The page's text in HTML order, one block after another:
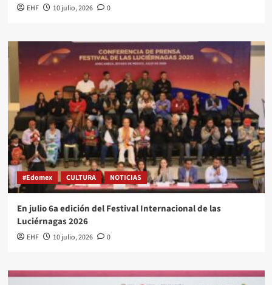
EHF 10 julio, 2026 0
#Edomex CULTURA NOTICIAS
En julio 6a edición del Festival Internacional de las
Luciérnagas 2026
EHF 10 julio, 2026 0